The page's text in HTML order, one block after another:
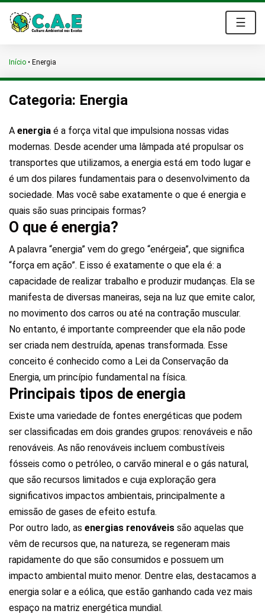
☰
Início • Energia
Categoria: Energia
A energia é a força vital que impulsiona nossas vidas
modernas. Desde acender uma lâmpada até propulsar os
transportes que utilizamos, a energia está em todo lugar e
é um dos pilares fundamentais para o desenvolvimento da
sociedade. Mas você sabe exatamente o que é energia e
quais são suas principais formas?
O que é energia?
A palavra “energia” vem do grego “enérgeia”, que significa
“força em ação”. E isso é exatamente o que ela é: a
capacidade de realizar trabalho e produzir mudanças. Ela se
manifesta de diversas maneiras, seja na luz que emite calor,
no movimento dos carros ou até na contração muscular.
No entanto, é importante compreender que ela não pode
ser criada nem destruída, apenas transformada. Esse
conceito é conhecido como a Lei da Conservação da
Energia, um princípio fundamental na física.
Principais tipos de energia
Existe uma variedade de fontes energéticas que podem
ser classificadas em dois grandes grupos: renováveis e não
renováveis. As não renováveis incluem combustíveis
fósseis como o petróleo, o carvão mineral e o gás natural,
que são recursos limitados e cuja exploração gera
significativos impactos ambientais, principalmente a
emissão de gases de efeito estufa.
Por outro lado, as energias renováveis são aquelas que
vêm de recursos que, na natureza, se regeneram mais
rapidamente do que são consumidos e possuem um
impacto ambiental muito menor. Dentre elas, destacamos a
energia solar e a eólica, que estão ganhando cada vez mais
espaço na matriz energética mundial.